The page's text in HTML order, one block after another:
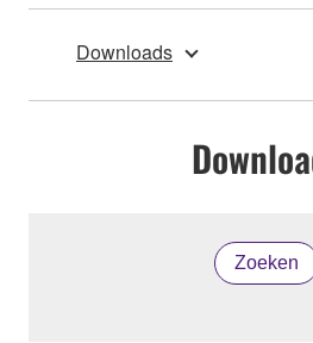
Downloads
Zoeken